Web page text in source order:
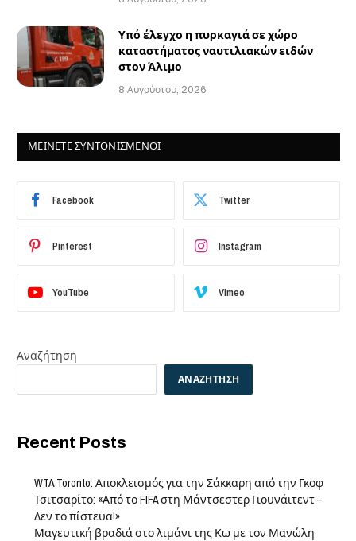
Υπό έλεγχο η πυρκαγιά σε χώρο
καταστήματος ναυτιλιακών ειδών
στον Άλιμο
8 Αυγούστου, 2026
ΜΕΙΝΕΤΕ ΣΥΝΤΟΝΙΣΜΕΝΟΙ
Facebook Twitter
Pinterest Instagram
YouTube Vimeo
Αναζήτηση
ΑΝΑΖΉΤΗΣΗ
Recent Posts
WTA Toronto: Αποκλεισμός για την Σάκκαρη από την Γκοφ
Τσιτσαρίτο: «Από το FIFA στη Μάντσεστερ Γιουνάιτεντ –
Δεν το πίστευα!»
Μαγευτική βραδιά στο λιμάνι της Κω με τον Μανώλη